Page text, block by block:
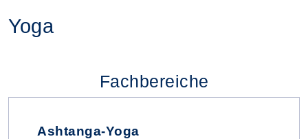
Yoga
Fachbereiche
Ashtanga-Yoga